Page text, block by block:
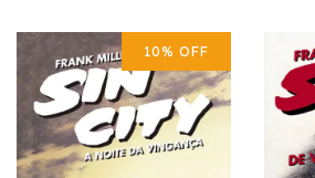
10% OFF